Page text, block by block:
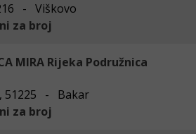
- Viškovo
za broj
MIRA Rijeka Podružnica
51225 - Bakar
za broj